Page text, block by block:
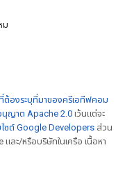
ม
ต้องระบุที่มาของครีเอทีฟคอม
นุญาต Apache 2.0 เว้นแต่จะ
ไซต์ Google Developers ส่วน
ละ/หรือบริษัทในเครือ เนื้อหา